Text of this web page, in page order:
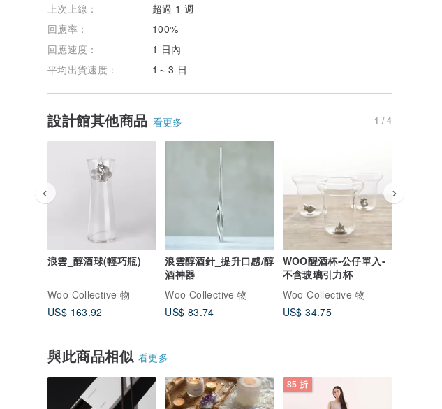
上次上線：
超過 1 週
回應率：
100%
回應速度：
1 日內
平均出貨速度：
1～3 日
設計館其他商品 看更多 1 / 4
浪雲_醇酒球(輕巧瓶)
Woo Collective 物
US$ 163.92
浪雲醇酒針_提升口感/醇
酒神器
Woo Collective 物
US$ 83.74
WOO醒酒杯-公仔單入-
不含玻璃引力杯
Woo Collective 物
US$ 34.75
與此商品相似 看更多
85 折